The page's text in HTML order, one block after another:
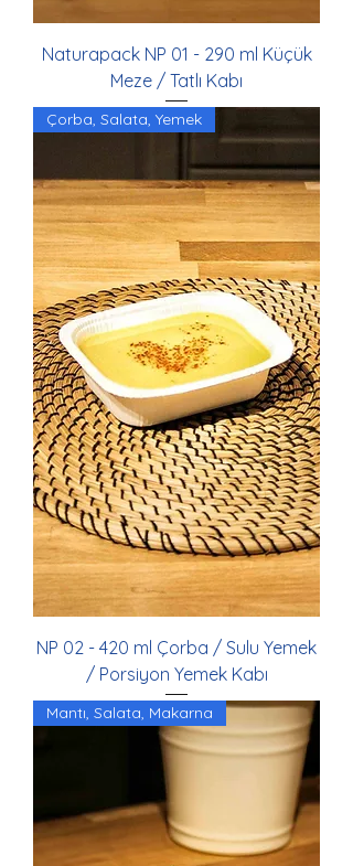
Naturapack NP 01 - 290 ml Küçük
Meze / Tatlı Kabı
Çorba, Salata, Yemek
NP 02 - 420 ml Çorba / Sulu Yemek
/ Porsiyon Yemek Kabı
Mantı, Salata, Makarna